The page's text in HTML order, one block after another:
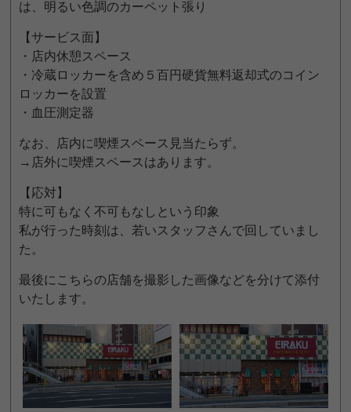
は、明るい色調のカーペット張り
【サービス面】
・店内休憩スペース
・冷蔵ロッカーを含め５百円硬貨無料返却式のコイン
ロッカーを設置
・血圧測定器
なお、店内に喫煙スペース見当たらず。
→店外に喫煙スペースはあります。
【応対】
特に可もなく不可もなしという印象
私が行った時刻は、若いスタッフさんで回していまし
た。
最後にこちらの店舗を撮影した画像などを分けて添付
いたします。